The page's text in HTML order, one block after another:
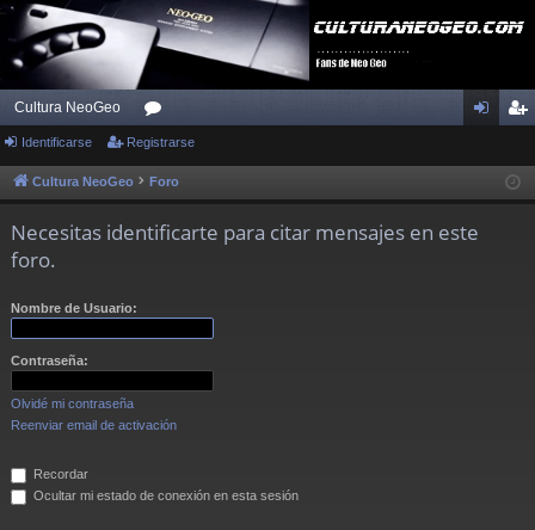
Cultura NeoGeo
or
os ist
Identificarse Registrarse
Cultura NeoGeo Foro
Necesitas identificarte para citar mensajes en este
foro.
Nombre de Usuario:
Contraseña:
Olvidé mi contraseña
Reenviar email de activación
Recordar
Ocultar mi estado de conexión en esta sesión